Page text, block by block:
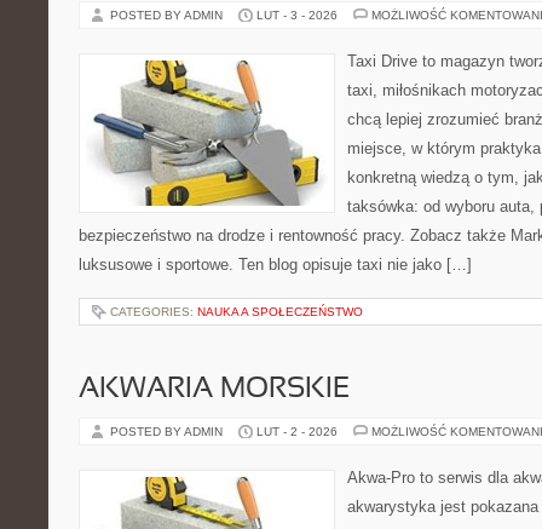
POSTED BY ADMIN LUT - 3 - 2026 MOŻLIWOŚĆ
Taxi Drive to magazyn
taxi, miłośnikach
chcą lepiej zrozumieć
miejsce, w którym
konkretną wiedzą o tym,
taksówka: od wyboru auta,
bezpieczeństwo na drodze i rentowność pracy. Zobacz także
luksusowe i sportowe. Ten blog opisuje taxi nie jako […]
CATEGORIES: NAUKA A SPOŁECZEŃSTWO
AKWARIA MORSKIE
POSTED BY ADMIN LUT - 2 - 2026 MOŻLIWOŚĆ
Akwa-Pro to serwis dla
akwarystyka jest